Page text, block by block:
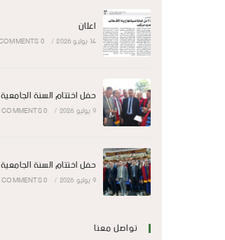
اعلان
14 يوليو 2026 /
0 COMMENTS
حفل اختتام السنة الجامعية 2026/2025
9 يوليو 2026 /
0 COMMENTS
حفل اختتام السنة الجامعية 2026/2025
9 يوليو 2026 /
0 COMMENTS
تواصل معنا